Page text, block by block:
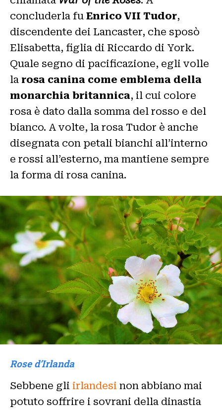
concluderla fu Enrico VII Tudor,
discendente dei Lancaster, che sposò
Elisabetta, figlia di Riccardo di York.
Quale segno di pacificazione, egli volle
la rosa canina come emblema della
monarchia britannica, il cui colore
rosa è dato dalla somma del rosso e del
bianco. A volte, la rosa Tudor è anche
disegnata con petali bianchi all’interno
e rossi all’esterno, ma mantiene sempre
la forma di rosa canina.
Rose d’Irlanda
Sebbene gli irlandesi non abbiano mai
potuto soffrire i sovrani della dinastia